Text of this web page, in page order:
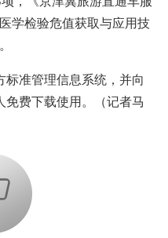
学检验危值获取与应用技
准管理信息系统，并向
费下载使用。（记者马